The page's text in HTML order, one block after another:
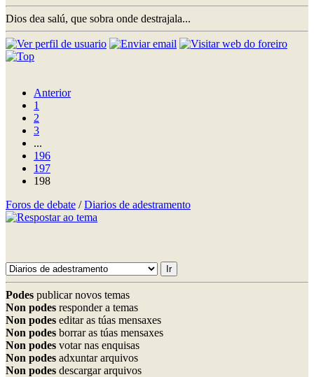
Dios dea salú, que sobra onde destrajala...
Anterior
1
2
3
...
196
197
198
Foros de debate /Diarios de adestramento
Podes publicar novos temas
Non podes responder a temas
Non podes editar as túas mensaxes
Non podes borrar as túas mensaxes
Non podes votar nas enquisas
Non podes adxuntar arquivos
Non podes descargar arquivos